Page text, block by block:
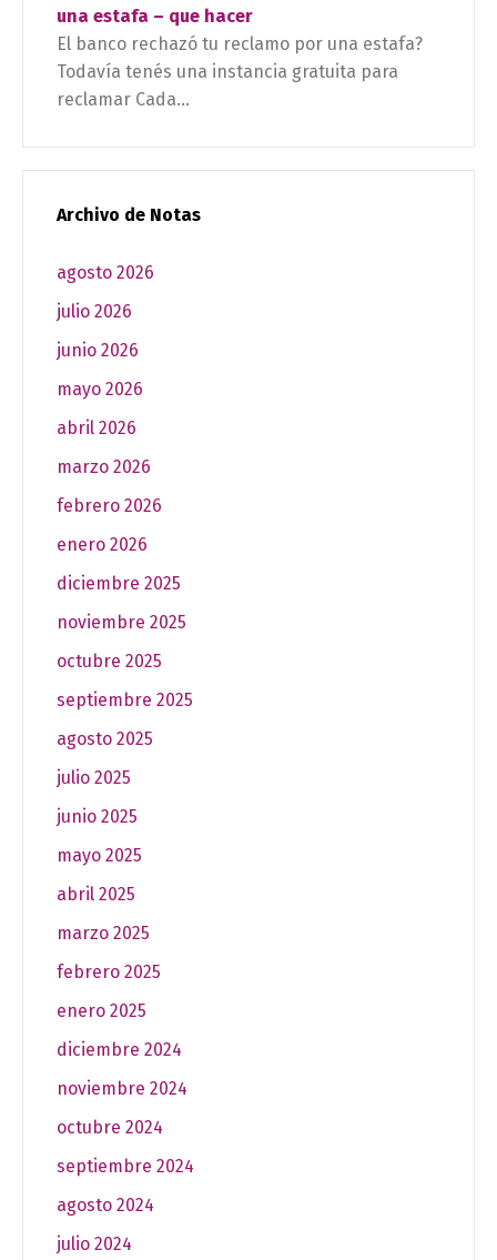
una estafa – que hacer
El banco rechazó tu reclamo por una estafa?
Todavía tenés una instancia gratuita para
reclamar Cada...
Archivo de Notas
agosto 2026
julio 2026
junio 2026
mayo 2026
abril 2026
marzo 2026
febrero 2026
enero 2026
diciembre 2025
noviembre 2025
octubre 2025
septiembre 2025
agosto 2025
julio 2025
junio 2025
mayo 2025
abril 2025
marzo 2025
febrero 2025
enero 2025
diciembre 2024
noviembre 2024
octubre 2024
septiembre 2024
agosto 2024
julio 2024